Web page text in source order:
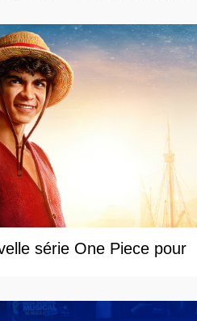
série One Piece pour